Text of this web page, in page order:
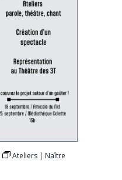
Ateliers | Naître